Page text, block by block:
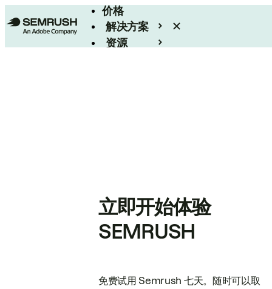
价格
解决方案
资源
立即开始体验
SEMRUSH
免费试用 Semrush 七天。随时可以取